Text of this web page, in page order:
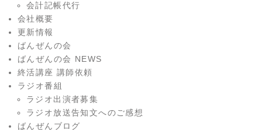
会計記帳代行
会社概要
更新情報
ばんぜんの会
ばんぜんの会 NEWS
終活講座 講師依頼
ラジオ番組
ラジオ出演者募集
ラジオ放送告知文へのご感想
ばんぜんブログ